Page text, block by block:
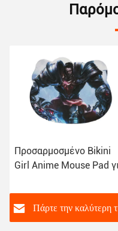
Προσαρμοσμένο Bikini
Girl Anime Mouse Pad
παιχνιδιού
Πάρτε την καλύτερη